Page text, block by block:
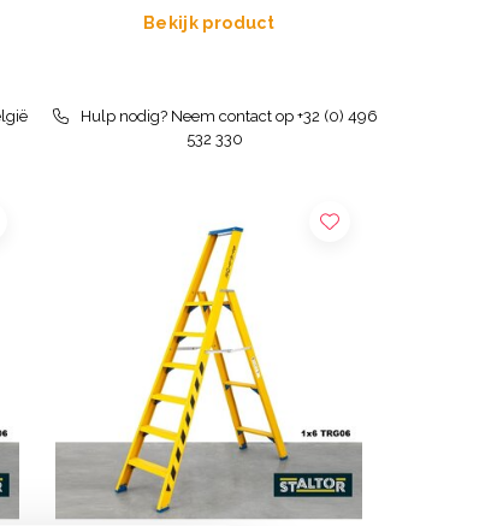
Bekijk product
Hulp nodig? Neem contact op +32 (0) 496
532 330